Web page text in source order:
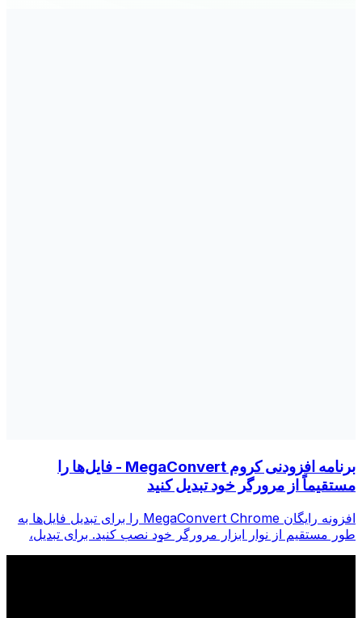
برنامه افزودنی کروم MegaConvert - فایل‌ها را
مستقیماً از مرورگر خود تبدیل کنید
افزونه رایگان MegaConvert Chrome را برای تبدیل فایل‌ها به
طور مستقیم از نوار ابزار مرورگر خود نصب کنید. برای تبدیل،